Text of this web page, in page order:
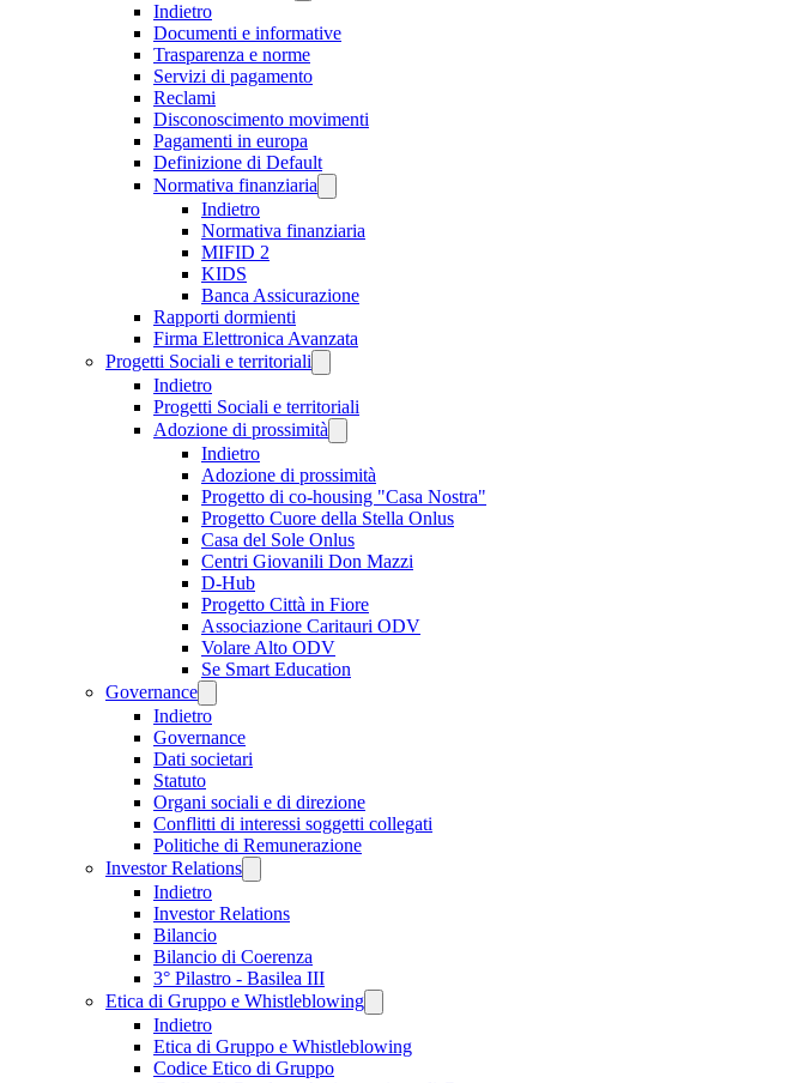
Indietro
Documenti e informative
Trasparenza e norme
Servizi di pagamento
Reclami
Disconoscimento movimenti
Pagamenti in europa
Definizione di Default
Normativa finanziaria
Indietro
Normativa finanziaria
MIFID 2
KIDS
Banca Assicurazione
Rapporti dormienti
Firma Elettronica Avanzata
Progetti Sociali e territoriali
Indietro
Progetti Sociali e territoriali
Adozione di prossimità
Indietro
Adozione di prossimità
Progetto di co-housing "Casa Nostra"
Progetto Cuore della Stella Onlus
Casa del Sole Onlus
Centri Giovanili Don Mazzi
D-Hub
Progetto Città in Fiore
Associazione Caritauri ODV
Volare Alto ODV
Se Smart Education
Governance
Indietro
Governance
Dati societari
Statuto
Organi sociali e di direzione
Conflitti di interessi soggetti collegati
Politiche di Remunerazione
Investor Relations
Indietro
Investor Relations
Bilancio
Bilancio di Coerenza
3° Pilastro - Basilea III
Etica di Gruppo e Whistleblowing
Indietro
Etica di Gruppo e Whistleblowing
Codice Etico di Gruppo